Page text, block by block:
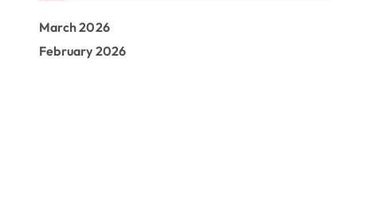
March 2026
February 2026